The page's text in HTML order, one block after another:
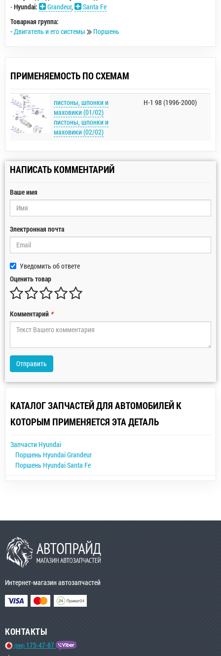
-Hyundai: Grandeur,
Santa Fe
Товарная группа:
- Двигатель и его системы Поршень
ПРИМЕНЯЕМОСТЬ ПО СХЕМАМ
пистоны, шпонки и
маховики (01/02)
пистоны, шпонки и
маховики (02/02)
H-1 98 (1996-2000)
НАПИСАТЬ КОММЕНТАРИЙ
Ваше имя
Электронная почта
Уведомить об ответе
Оценить товар
Комментарий *
Отправить
КАТАЛОГ ЗАПЧАСТЕЙ ДЛЯ АВТОМОБИЛЕЙ К
КОТОРЫМ ПРИМЕНЯЕТСЯ ЭТА ДЕТАЛЬ
Запчасти Hyundai
Поршень Hyundai Grandeur
Поршень Hyundai Santa Fe
Интернет-магазин автозапчастей
КОНТАКТЫ
(099) 175-47-87